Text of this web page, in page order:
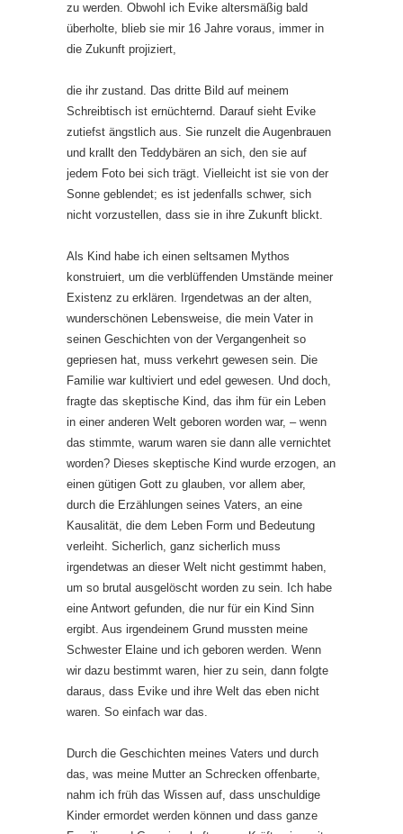
zu werden. Obwohl ich Evike altersmäßig bald
überholte, blieb sie mir 16 Jahre voraus, immer in
die Zukunft projiziert,
die ihr zustand. Das dritte Bild auf meinem
Schreibtisch ist ernüchternd. Darauf sieht Evike
zutiefst ängstlich aus. Sie runzelt die Augenbrauen
und krallt den Teddybären an sich, den sie auf
jedem Foto bei sich trägt. Vielleicht ist sie von der
Sonne geblendet; es ist jedenfalls schwer, sich
nicht vorzustellen, dass sie in ihre Zukunft blickt.
Als Kind habe ich einen seltsamen Mythos
konstruiert, um die verblüffenden Umstände meiner
Existenz zu erklären. Irgendetwas an der alten,
wunderschönen Lebensweise, die mein Vater in
seinen Geschichten von der Vergangenheit so
gepriesen hat, muss verkehrt gewesen sein. Die
Familie war kultiviert und edel gewesen. Und doch,
fragte das skeptische Kind, das ihm für ein Leben
in einer anderen Welt geboren worden war, – wenn
das stimmte, warum waren sie dann alle vernichtet
worden? Dieses skeptische Kind wurde erzogen, an
einen gütigen Gott zu glauben, vor allem aber,
durch die Erzählungen seines Vaters, an eine
Kausalität, die dem Leben Form und Bedeutung
verleiht. Sicherlich, ganz sicherlich muss
irgendetwas an dieser Welt nicht gestimmt haben,
um so brutal ausgelöscht worden zu sein. Ich habe
eine Antwort gefunden, die nur für ein Kind Sinn
ergibt. Aus irgendeinem Grund mussten meine
Schwester Elaine und ich geboren werden. Wenn
wir dazu bestimmt waren, hier zu sein, dann folgte
daraus, dass Evike und ihre Welt das eben nicht
waren. So einfach war das.
Durch die Geschichten meines Vaters und durch
das, was meine Mutter an Schrecken offenbarte,
nahm ich früh das Wissen auf, dass unschuldige
Kinder ermordet werden können und dass ganze